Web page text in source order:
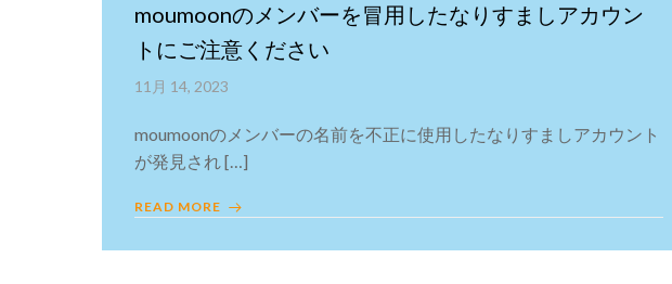
moumoonのメンバーを冒用したなりすましアカウン
トにご注意ください
11月 14, 2023
moumoonのメンバーの名前を不正に使用したなりすましアカウント
が発見され […]
READ MORE